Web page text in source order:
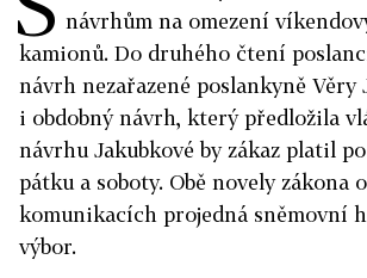
návrhům na omezení
kamionů. Do druhého čtení
návrh nezařazené poslankyně Věry
i obdobný návrh, který předložila
návrhu Jakubkové by zákaz platil
pátku a soboty. Obě novely zákona
komunikacích projedná sněmovní
výbor.